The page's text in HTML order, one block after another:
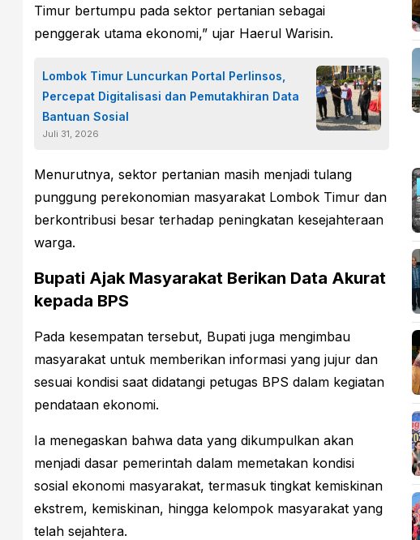
Timur bertumpu pada sektor pertanian sebagai
penggerak utama ekonomi,” ujar Haerul Warisin.
Lombok Timur Luncurkan Portal Perlinsos,
Percepat Digitalisasi dan Pemutakhiran Data
Bantuan Sosial
Juli 31, 2026
Menurutnya, sektor pertanian masih menjadi tulang
punggung perekonomian masyarakat Lombok Timur dan
berkontribusi besar terhadap peningkatan kesejahteraan
warga.
Bupati Ajak Masyarakat Berikan Data Akurat
kepada BPS
Pada kesempatan tersebut, Bupati juga mengimbau
masyarakat untuk memberikan informasi yang jujur dan
sesuai kondisi saat didatangi petugas BPS dalam kegiatan
pendataan ekonomi.
Ia menegaskan bahwa data yang dikumpulkan akan
menjadi dasar pemerintah dalam memetakan kondisi
sosial ekonomi masyarakat, termasuk tingkat kemiskinan
ekstrem, kemiskinan, hingga kelompok masyarakat yang
telah sejahtera.